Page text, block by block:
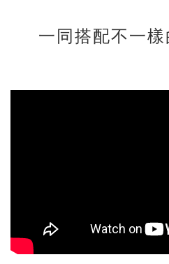
一同搭配不一樣